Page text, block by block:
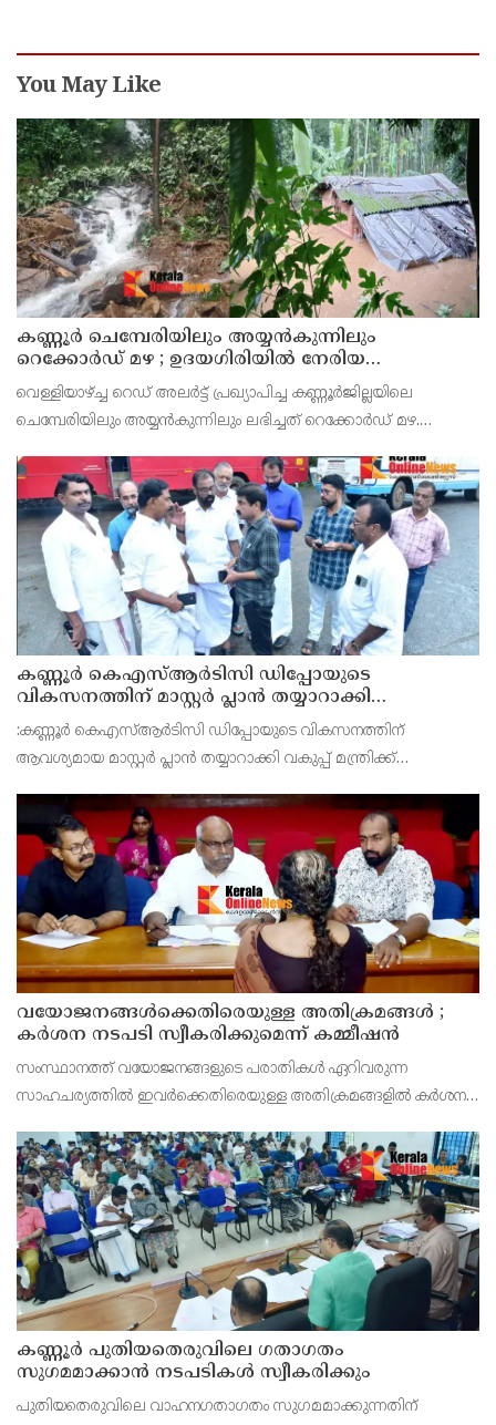
You May Like
കണ്ണൂർ ചെമ്പേരിയിലും അയ്യൻകുന്നിലും
റെക്കോർഡ് മഴ ; ഉദയഗിരിയിൽ നേരിയ
ഉരുൾപൊട്ടൽ; 13 പേരെ ക്യാമ്പിലേക്ക് മാറ്റി
വെള്ളിയാഴ്ച്ച റെഡ് അലർട്ട് പ്രഖ്യാപിച്ച കണ്ണൂർജില്ലയിലെ
ചെമ്പേരിയിലും അയ്യൻകുന്നിലും ലഭിച്ചത് റെക്കോർഡ് മഴ.
മില്ലിമീറ്റർ മഴ ആ സമയം സംസ്ഥാനത്ത
കണ്ണൂർ കെഎസ്ആർടിസി ഡിപ്പോയുടെ
വികസനത്തിന് മാസ്റ്റർ പ്ലാൻ തയ്യാറാക്കി
സമർപ്പിക്കും : ടി ഒ മോഹനൻ എം എൽ എ
:കണ്ണൂർ കെഎസ്ആർടിസി ഡിപ്പോയുടെ വികസനത്തിന്
ആവശ്യമായ മാസ്റ്റർ പ്ലാൻ തയ്യാറാക്കി വകുപ്പ് മന്ത്രിക്ക്
ഡിപ്പോയ്ക്ക് നാല് ഏക്കറിൽ അധികം വരുന്ന സ്ഥലമുണ്ട്
വയോജനങ്ങൾക്കെതിരെയുള്ള അതിക്രമങ്ങൾ ;
കർശന നടപടി സ്വീകരിക്കുമെന്ന് കമ്മീഷൻ
സംസ്ഥാനത്ത് വയോജനങ്ങളുടെ പരാതികൾ ഏറിവരുന്ന
സാഹചര്യത്തിൽ ഇവർക്കെതിരെയുള്ള അതിക്രമങ്ങളിൽ കർശന
കെ. സോമപ്രസാദ്.
കണ്ണൂർ പുതിയതെരുവിലെ ഗതാഗതം
സുഗമമാക്കാന്‍ നടപടികള്‍ സ്വീകരിക്കും
പുതിയതെരുവിലെ വാഹനഗതാഗതം സുഗമമാക്കുന്നതിന്